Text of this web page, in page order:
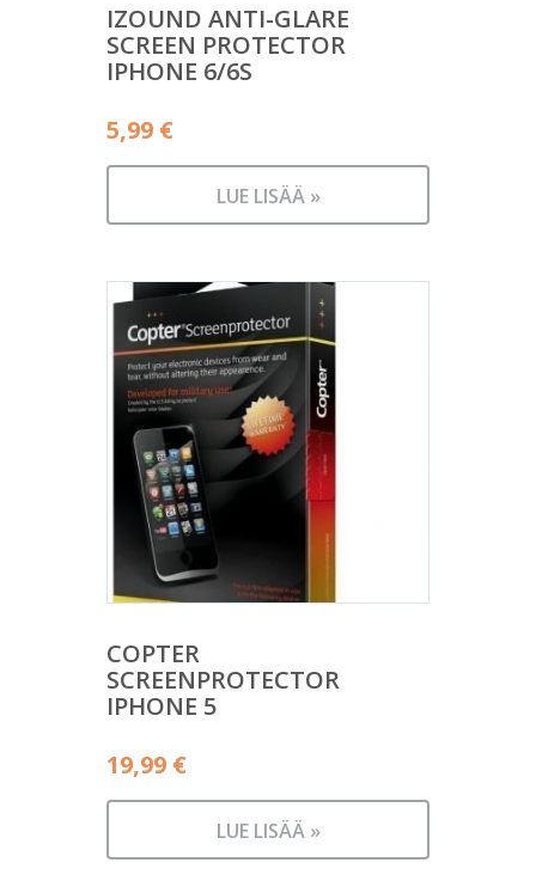
IZOUND ANTI-GLARE
SCREEN PROTECTOR
IPHONE 6/6S
5,99 €
LUE LISÄÄ »
COPTER
SCREENPROTECTOR
IPHONE 5
19,99 €
LUE LISÄÄ »